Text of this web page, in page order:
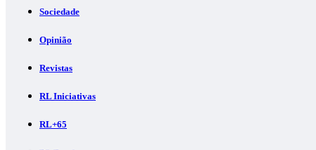
Sociedade
Opinião
Revistas
RL Iniciativas
RL+65